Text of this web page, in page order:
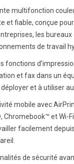
multifonction
et fiable, conçue
les
de travail
fonctions
et fax dans un
et à utiliser
mobile avec
Chromebook™ et Wi-
facilement
de sécurité